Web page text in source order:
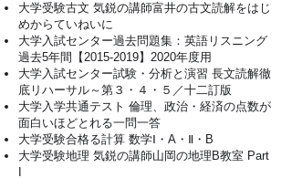
大学受験古文 気鋭の講師富井の古文読解をはじ
めからていねいに
大学入試センター過去問題集：英語リスニング
過去5年間【2015-2019】2020年度用
大学入試センター試験・分析と演習 長文読解徹
底リハーサル～第３・４・５／十二訂版
大学入学共通テスト 倫理、政治・経済の点数が
面白いほどとれる一問一答
大学受験合格る計算 数学Ⅰ・A・Ⅱ・B
大学受験地理 気鋭の講師山岡の地理B教室 Part